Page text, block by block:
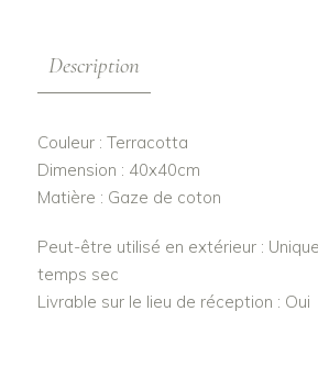
Description
Couleur : Terracotta
Dimension : 40x40cm
Matière : Gaze de coton
Peut-être utilisé en extérieur :
temps sec
Livrable sur le lieu de réception : Oui